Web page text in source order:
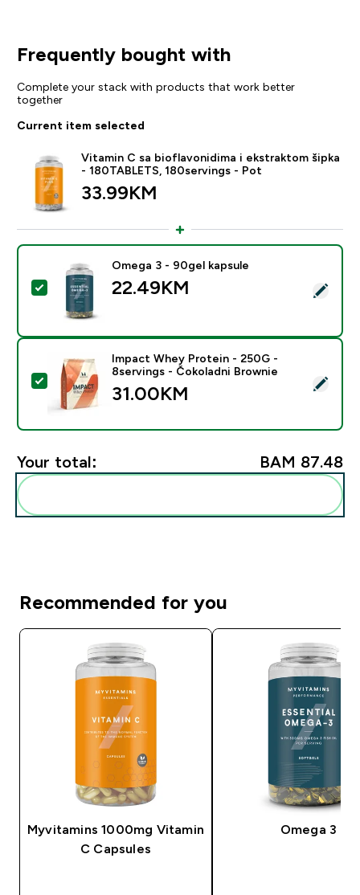
Frequently bought with
Complete your stack with products that work better
together
Current item selected
Vitamin C sa bioflavonidima i ekstraktom šipka
- 180TABLETS, 180servings - Pot
33.99KM‎
Select this product - Omega 3 - 90gel kapsule
Omega 3 - 90gel kapsule
22.49KM‎
Select this product - Impact Whey Protein - 250G -
Impact Whey Protein - 250G -
8servings - Čokoladni Brownie
31.00KM‎
Your total: BAM 87.48‎
Recommended for you
Myvitamins 1000mg Vitamin
C Capsules
Omega 3